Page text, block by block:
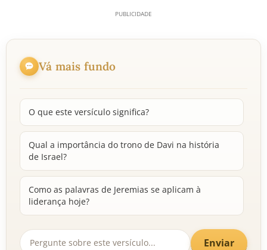
Vá mais fundo
O que este versículo significa?
Qual a importância do trono de Davi na história
de Israel?
Como as palavras de Jeremias se aplicam à
liderança hoje?
Enviar